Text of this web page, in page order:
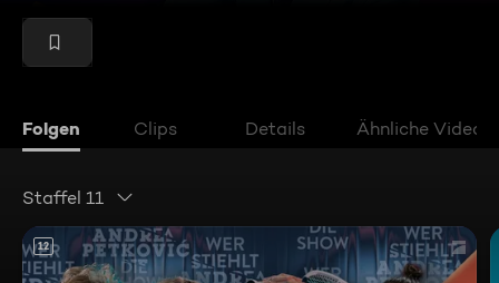
Folgen Clips Details Ähnliche Videos
Staffel 11
12